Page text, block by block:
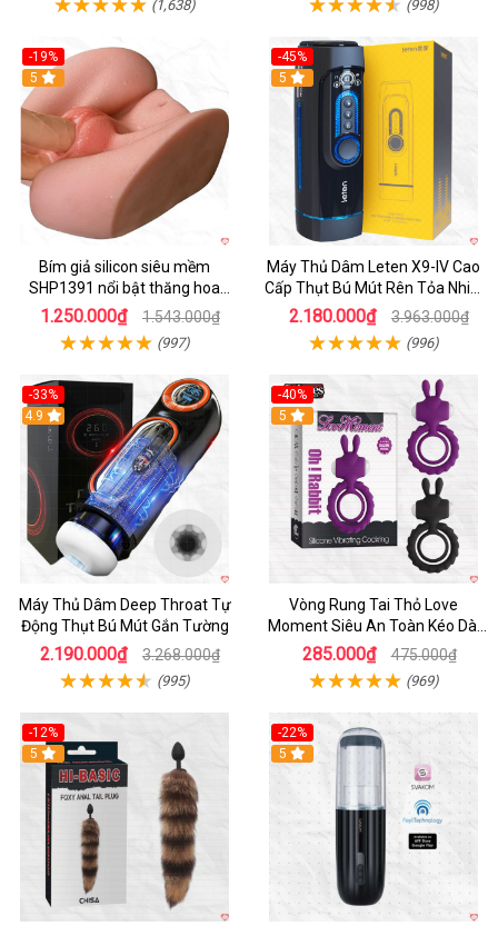
(1,638) (998)
-19%
Hot
5
Bím giả silicon siêu mềm
SHP1391 nổi bật thăng hoa
hoàn hảo
1.250.000₫ 1.543.000₫
(997)
-45%
Hot
5
Máy Thủ Dâm Leten X9-IV Cao
Cấp Thụt Bú Mút Rên Tỏa Nhiệt
Sạc Pin
2.180.000₫ 3.963.000₫
(996)
-33%
Hot
4.9
Máy Thủ Dâm Deep Throat Tự
Động Thụt Bú Mút Gắn Tường
2.190.000₫ 3.268.000₫
(995)
-40%
5
Vòng Rung Tai Thỏ Love
Moment Siêu An Toàn Kéo Dài
Thời Gian
285.000₫ 475.000₫
(969)
-12%
Hot
5
-22%
5